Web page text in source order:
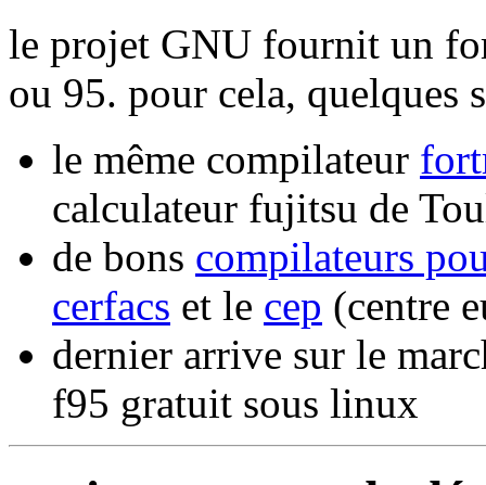
le projet GNU fournit un
ou 95. pour cela, quelques
le même compilateur
calculateur fujitsu de
de bons compilateurs
cerfacs et le cep (centre
dernier arrive sur le
f95 gratuit sous linux